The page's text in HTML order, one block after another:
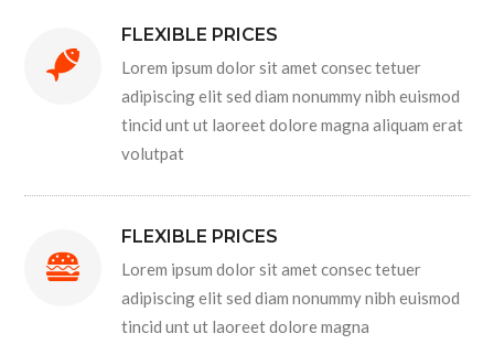
FLEXIBLE PRICES
Lorem ipsum dolor sit amet consec tetuer
adipiscing elit sed diam nonummy nibh euismod
tincid unt ut laoreet dolore magna aliquam erat
volutpat
FLEXIBLE PRICES
Lorem ipsum dolor sit amet consec tetuer
adipiscing elit sed diam nonummy nibh euismod
tincid unt ut laoreet dolore magna